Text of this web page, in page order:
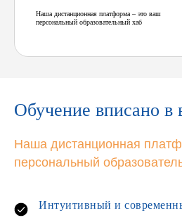
Наша дистанционная платформа – это ваш
персональный образовательный хаб
Обучение вписано в
Наша дистанционная
персональный
Интуитивный и